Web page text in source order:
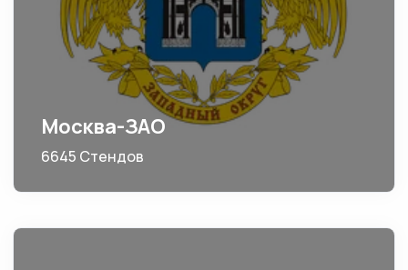
Москва-ЗАО
6645 Стендов